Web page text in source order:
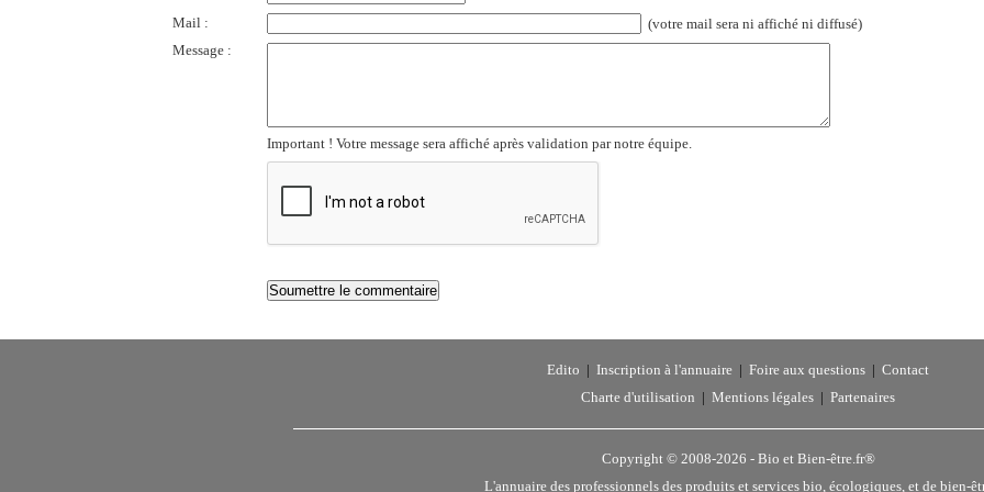
Mail :
(votre mail sera ni affiché ni diffusé)
Message :
Important ! Votre message sera affiché après validation par notre équipe.
Edito Inscription à l'annuaire Foire aux questions
Contact
Charte d'utilisation
Mentions légales Partenaires
Copyright © 2008-2026 - Bio et Bien-être.fr®
L'annuaire des professionnels des produits et services bio, écologiques, et de bien-